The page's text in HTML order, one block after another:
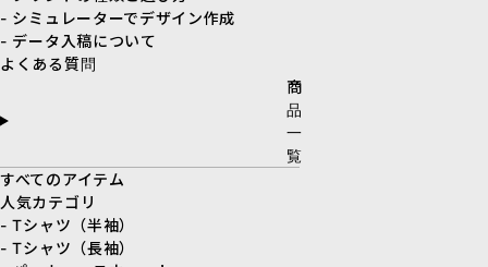
- シミュレーターでデザイン作成
- データ入稿について
よくある質問
商
品
一
覧
すべてのアイテム
人気カテゴリ
- Tシャツ（半袖）
- Tシャツ（長袖）